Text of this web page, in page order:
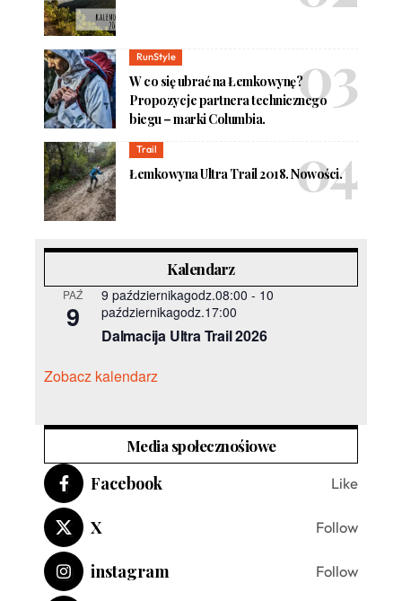
RunStyle
W co się ubrać na Łemkowynę?
Propozycje partnera technicznego
biegu – marki Columbia.
Trail
Łemkowyna Ultra Trail 2018. Nowości.
Kalendarz
PAŹ
9
9 październikagodz.08:00 - 10
październikagodz.17:00
Dalmacija Ultra Trail 2026
Zobacz kalendarz
Media społecznośiowe
Facebook Like
X Follow
instagram Follow